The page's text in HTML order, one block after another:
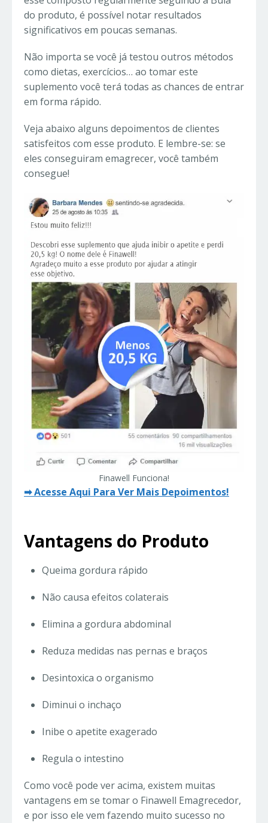
do produto, é possível notar resultados
significativos em poucas semanas.
Não importa se você já testou outros métodos
como dietas, exercícios… ao tomar este
suplemento você terá todas as chances de entrar
em forma rápido.
Veja abaixo alguns depoimentos de clientes
satisfeitos com esse produto. E lembre-se: se
eles conseguiram emagrecer, você também
consegue!
Finawell Funciona!
➡Acesse Aqui Para Ver Mais Depoimentos!
Vantagens do Produto
Queima gordura rápido
Não causa efeitos colaterais
Elimina a gordura abdominal
Reduza medidas nas pernas e braços
Desintoxica o organismo
Diminui o inchaço
Inibe o apetite exagerado
Regula o intestino
Como você pode ver acima, existem muitas
vantagens em se tomar o Finawell Emagrecedor,
e por isso ele vem fazendo muito sucesso no